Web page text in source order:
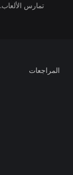
تمارس الألعاب.
المراجعات